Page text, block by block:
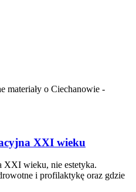
materiały o Ciechanowie -
XXI wieku
XXI wieku, nie estetyka.
i profilaktykę oraz gdzie